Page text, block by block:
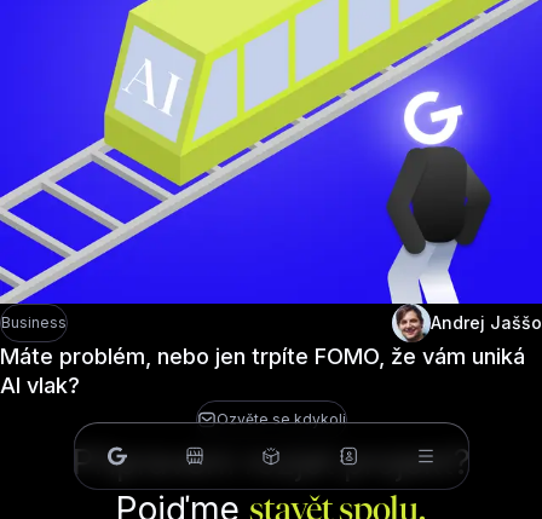
Business Andrej Jaššo
Máte problém, nebo jen trpíte FOMO, že vám uniká
AI vlak?
Ozvěte se kdykoli
Připraveni rozjet projekt?
Pojďmestavět spolu.